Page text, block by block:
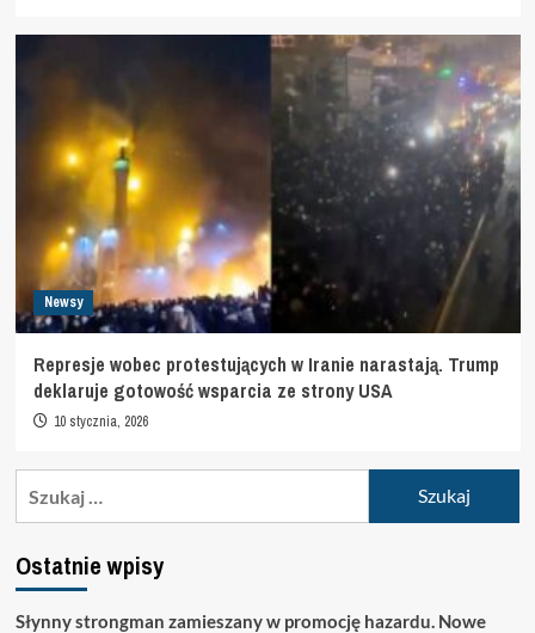
Newsy
Represje wobec protestujących w Iranie narastają. Trump
deklaruje gotowość wsparcia ze strony USA
10 stycznia, 2026
Ostatnie wpisy
Słynny strongman zamieszany w promocję hazardu. Nowe